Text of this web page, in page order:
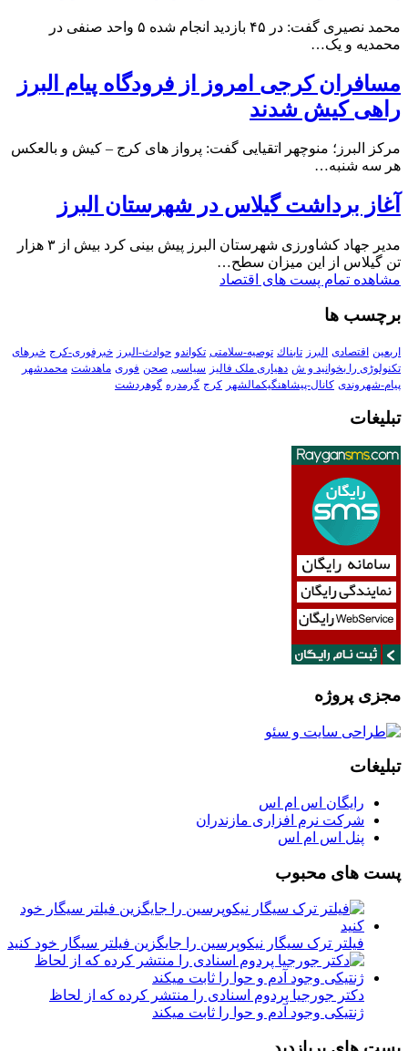
محمد نصیری گفت: در ۴۵ بازدید انجام شده ۵ واحد صنفی در
محمدیه و یک…
مسافران کرجی امروز از فرودگاه پیام البرز
راهی کیش شدند
مرکز البرز؛ منوچهر اتقیایی گفت: پرواز های کرج – کیش و بالعکس
هر سه شنبه…
آغاز برداشت گیلاس در شهرستان البرز
مدیر جهاد کشاورزی شهرستان البرز پیش بینی کرد بیش از ۳ هزار
تن گیلاس از این میزان سطح…
مشاهده تمام پست های اقتصاد
برچسب ها
اربعین اقتصادی البرز تابناك توصیه-سلامتی تکواندو حوادث-البرز خبرفوری-کرج خبرهای
تکنولوڑی را بخوانید و ش دهیاری ملک فالیز سیاسی صحن فوری ماهدشت محمدشهر
پیام-شهروندی کانال-پیشاهنگیکمالشهر کرج گرمدره گوهردشت
تبلیغات
مجزی پروژه
تبلیغات
رایگان اس ام اس
شرکت نرم افزاری مازندران
پنل اس ام اس
پست های محبوب
فیلتر ترک سیگار نیکوپرسین را جایگزین فیلتر سیگار خود کنید
دکتر جورجیا پردوم اسنادی را منتشر کرده که از لحاظ
ژنتیکی وجود آدم و حوا را ثابت میکند